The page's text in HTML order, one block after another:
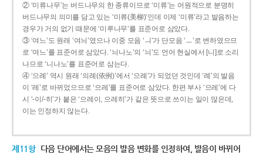
② ‘미류나무’는 버드나무의 한 종류이므로 ‘미류’는 어원적으로 분명히
버드나무의 의미를 담고 있는 ‘미류(美柳)’인데 이제 ‘미류’라고 발음하는
경우가 거의 없기 때문에 ‘미루나무’를 표준어로 삼았다.
③ ‘여느’도 원래 ‘여늬’였으나 이중 모음 ‘ㅢ’가 단모음 ‘ㅡ’로 변하였으므
로 ‘여느’를 표준어로 삼았다. ‘늬나노’의 ‘늬’도 언어 현실에서 [니]로 소리
나므로 ‘니나노’를 표준어로 삼는다.
④ ‘으례’ 역시 원래 ‘의례(依例)’에서 ‘으례’가 되었던 것인데 ‘례’의 발음
이 ‘레’로 바뀌었으므로 ‘으레’를 표준어로 삼았다. 한편 부사 ‘으레’에 다
시 ‘-이/-히’가 붙은 ‘으레이, 으레히’가 같은 뜻으로 쓰이는 일이 많은데,
이는 인정하지 않는다.
제11항 다음 단어에서는 모음의 발음 변화를 인정하여, 발음이 바뀌어